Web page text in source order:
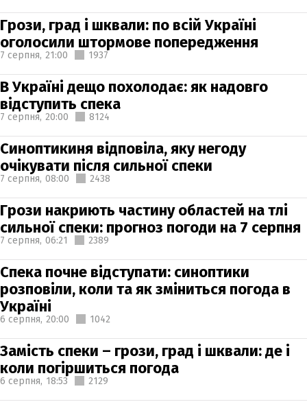
Грози, град і шквали: по всій Україні
оголосили штормове попередження
7 серпня, 21:00 1937
В Україні дещо похолодає: як надовго
відступить спека
7 серпня, 20:00 8124
Синоптикиня відповіла, яку негоду
очікувати після сильної спеки
7 серпня, 08:00 2438
Грози накриють частину областей на тлі
сильної спеки: прогноз погоди на 7 серпня
7 серпня, 06:21 2389
Спека почне відступати: синоптики
розповіли, коли та як зміниться погода в
Україні
6 серпня, 20:00 1042
Замість спеки – грози, град і шквали: де і
коли погіршиться погода
6 серпня, 18:53 2129